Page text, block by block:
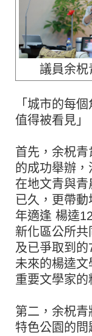
議員余柷
「城市的每
值得被看見」
首先，余柷
的成功舉辦，
在地文青與
已久，更帶
年適逢 楊逵
新化區公所
及已爭取到
未來的楊逵
重要文學家的
第二，余柷
特色公園的問